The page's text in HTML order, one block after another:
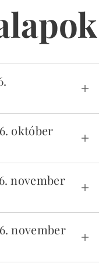
október
november
november